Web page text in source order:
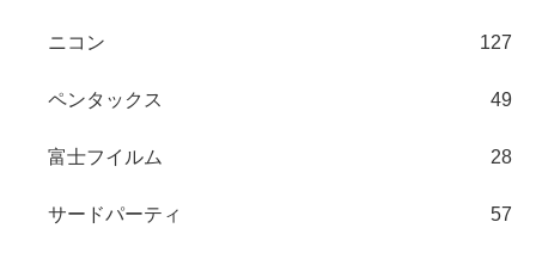
ニコン 127
ペンタックス 49
富士フイルム 28
サードパーティ 57